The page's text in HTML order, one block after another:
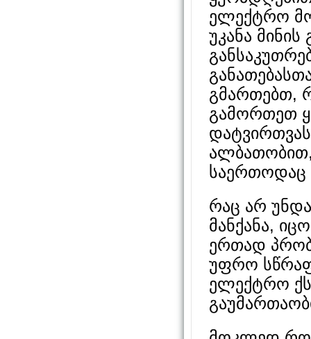
ელექტრო
უკანა
გმართებთ,
გამორთეთ
ალბათობით,
საერთოდაც
რაც არ
მანქანა,
ერთად
უფრო
ელექტრო